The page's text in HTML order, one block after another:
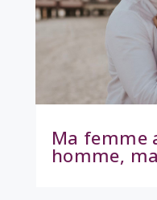
Ma femme
homme,